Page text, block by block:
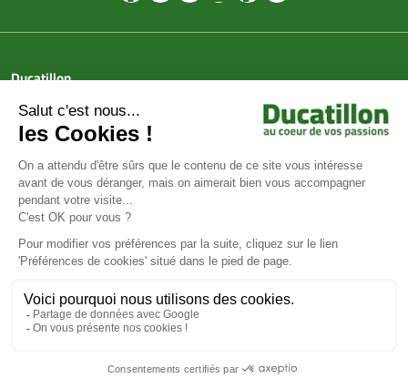
Ducatillon
Achat en ligne
Services
Aide & Conseils
Paiement sécurisé
© Ducatillon 2026